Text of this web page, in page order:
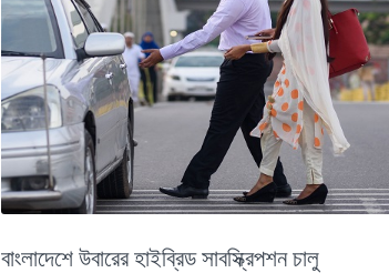
বাংলাদেশে উবারের হাইব্রিড সাবস্ক্রিপশন চালু